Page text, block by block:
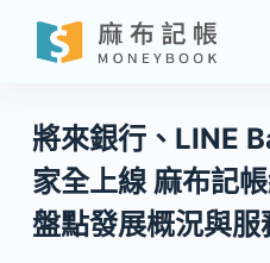
跳
至
要
內
容
將來銀行、LINE
家全上線 麻布記
盤點發展概況與服